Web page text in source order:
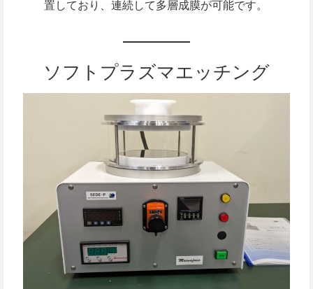
置しており、連続して多層成膜が可能です。
ソフトプラズマエッチング